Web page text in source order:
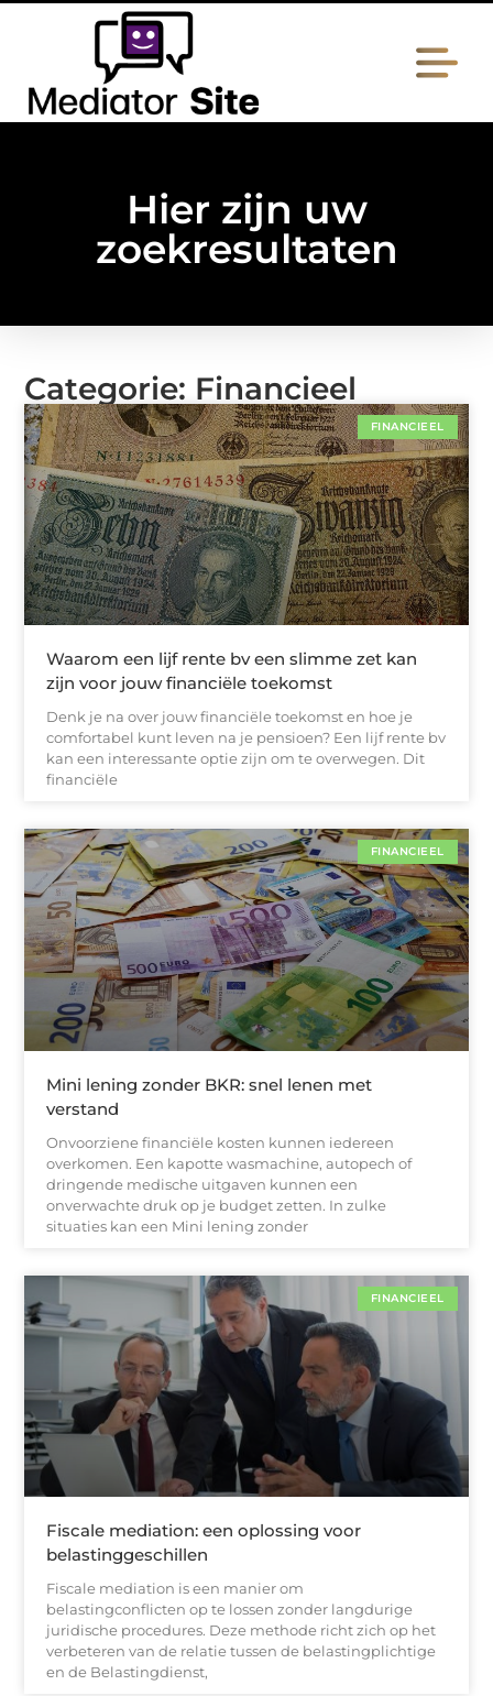
Hier zijn uw
zoekresultaten
Categorie: Financieel
FINANCIEEL
Waarom een lijf rente bv een slimme zet kan
zijn voor jouw financiële toekomst
Denk je na over jouw financiële toekomst en hoe je
comfortabel kunt leven na je pensioen? Een lijf rente bv
kan een interessante optie zijn om te overwegen. Dit
financiële
FINANCIEEL
Mini lening zonder BKR: snel lenen met
verstand
Onvoorziene financiële kosten kunnen iedereen
overkomen. Een kapotte wasmachine, autopech of
dringende medische uitgaven kunnen een
onverwachte druk op je budget zetten. In zulke
situaties kan een Mini lening zonder
FINANCIEEL
Fiscale mediation: een oplossing voor
belastinggeschillen
Fiscale mediation is een manier om
belastingconflicten op te lossen zonder langdurige
juridische procedures. Deze methode richt zich op het
verbeteren van de relatie tussen de belastingplichtige
en de Belastingdienst,